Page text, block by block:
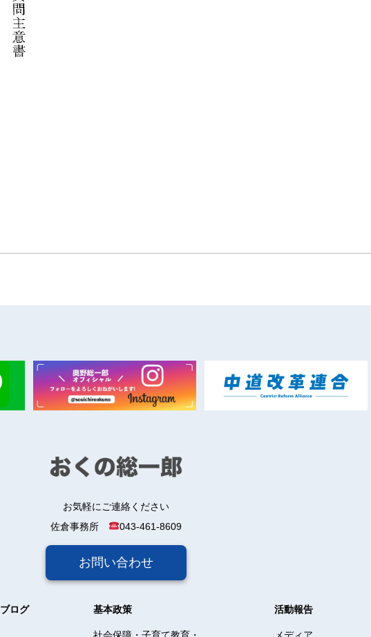
お気軽にご連絡ください
佐倉事務所
043-461-8609
お問い合わせ
ブログ 基本政策 活動報告